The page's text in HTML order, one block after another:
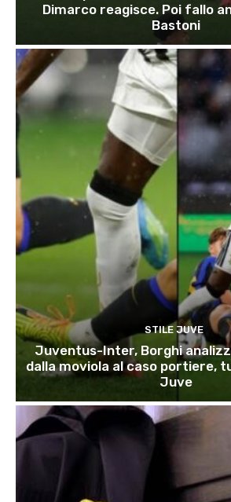
Dimarco reagisce. Poi fallo
Bastoni
STILE JUVE
Juventus-Inter, Borghi
dalla moviola al caso portiere,
Juve